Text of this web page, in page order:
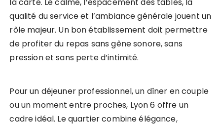
qualité du service et l’ambiance générale jouent un
rôle majeur. Un bon établissement doit permettre
de profiter du repas sans gêne sonore, sans
pression et sans perte d’intimité.
Pour un déjeuner professionnel, un dîner en couple
ou un moment entre proches, Lyon 6 offre un
cadre idéal. Le quartier combine élégance,